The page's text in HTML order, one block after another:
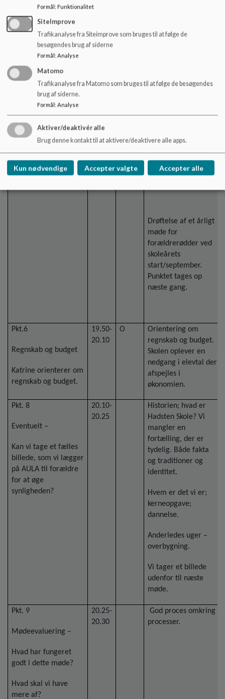
Pkt. 5
Bestyrelsesdeltagelse
på kommende
Didde og Susanne har
Bilag: RAT, som det
blev præsenteret for
årgangsforældre.
19.30-
19.50
forældrerødder
fælles
orienterer
bestyrelsen om
Drøftelse af et årligt
møde for
forældrerødder ved
skoleårets
start/september.
Punktet tages op
næste gang.
Pkt.6
Regnskab og budget
Katrine orienterer om
regnskab og budget.
19.50-
20.10
O
Orientering om
regnskab og budget.
Skolen oplever en
nedgang i elevtal der
afspejles i
økonomien.
Pkt. 8
Eventuelt –
Kan vi tage et fælles
billede, som vi lægger
på AULA til forældre
for at øge
synligheden?
20.10-
20.25
Historien; hvad er
Hadsten Skole? Vi
mangler en
fortælling, der er
tydelig. Både fakta
og traditioner og
identitet.
Hvem er det vi er;
kerneopgave;
dannelse.
Anderledes uger –
overbygning.
Vi tager et billede
udenfor til næste
møde.
Pkt. 9
Mødeevaluering –
Hvad har fungeret
godt i dette møde?
Hvad skal vi have
mere af?
20.25-
20.30
God proces omkring
processer.
Formål: Funktionalitet
SiteImprove
Trafikanalyse fra Siteimprove som bruges til at følge de
besøgendes brug af siderne
Formål : Analyse
Matomo
Trafikanalyse fra Matomo som bruges til at følge de besøgendes
brug af siderne.
Formål: Analyse
Aktiver/deaktivér alle
Brug denne kontakt til at aktivere/deaktivere alle apps.
Kun nødvendige Accepter valgte Accepter alle